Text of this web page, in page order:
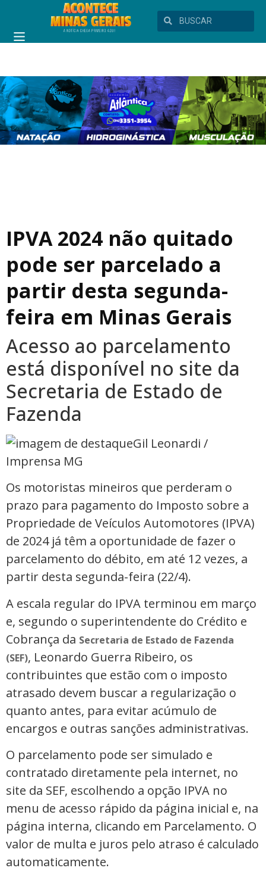
IPVA 2024 não quitado
pode ser parcelado a
partir desta segunda-
feira em Minas Gerais
Acesso ao parcelamento
está disponível no site da
Secretaria de Estado de
Fazenda
Gil Leonardi /
Imprensa MG
Os motoristas mineiros que perderam o
prazo para pagamento do Imposto sobre a
Propriedade de Veículos Automotores (IPVA)
de 2024 já têm a oportunidade de fazer o
parcelamento do débito, em até 12 vezes, a
partir desta segunda-feira (22/4).
A escala regular do IPVA terminou em março
e, segundo o superintendente do Crédito e
Cobrança da Secretaria de Estado de Fazenda
(SEF), Leonardo Guerra Ribeiro, os
contribuintes que estão com o imposto
atrasado devem buscar a regularização o
quanto antes, para evitar acúmulo de
encargos e outras sanções administrativas.
O parcelamento pode ser simulado e
contratado diretamente pela internet, no
site da SEF, escolhendo a opção IPVA no
menu de acesso rápido da página inicial e, na
página interna, clicando em Parcelamento. O
valor de multa e juros pelo atraso é calculado
automaticamente.